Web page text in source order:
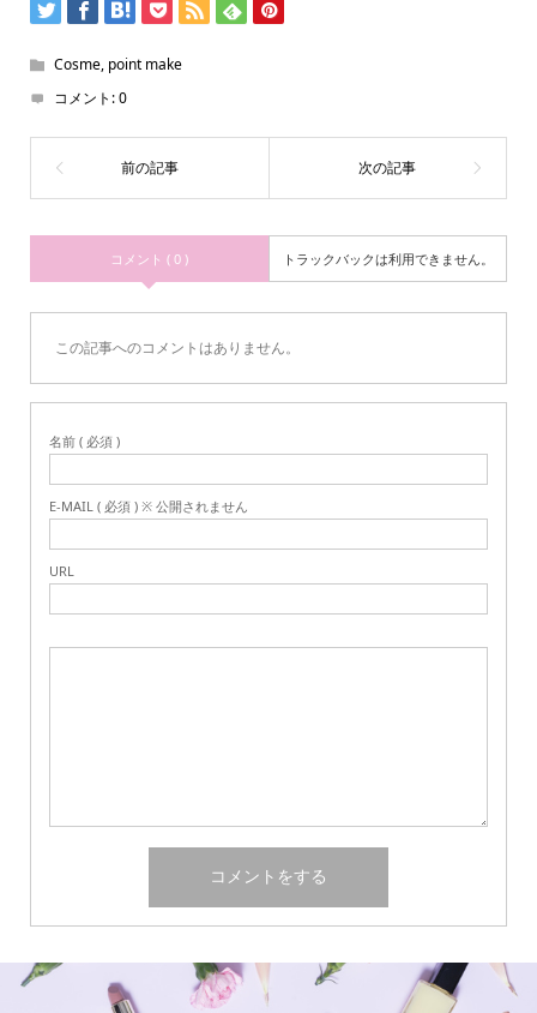
Cosme, point make
コメント:0
コメント ( 0 ) トラックバックは利用できません。
この記事へのコメントはありません。
名前 ( 必須 )
E-MAIL ( 必須 ) ※ 公開されません
URL